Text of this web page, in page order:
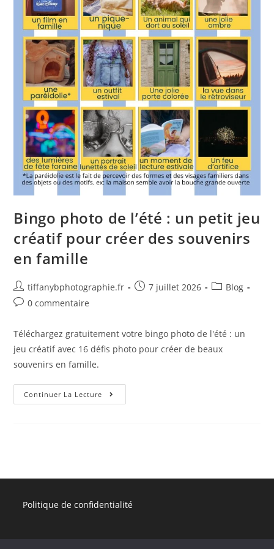
Bingo photo de l’été : un petit jeu
créatif pour créer des souvenirs
en famille
tiffanybphotographie.fr 7 juillet 2026
Blog
0 commentaire
Téléchargez gratuitement votre bingo photo de l'été : un
jeu créatif avec 16 défis photo pour créer de beaux
souvenirs en famille.
Continuer La Lecture
Politique de confidentialité